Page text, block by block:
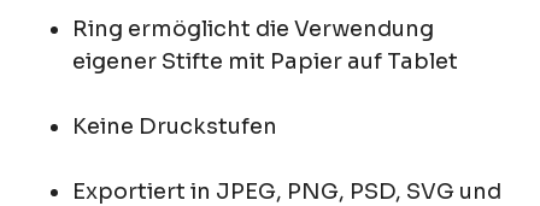
Ring ermöglicht die Verwendung
eigener Stifte mit Papier auf Tablet
Keine Druckstufen
Exportiert in JPEG, PNG, PSD, SVG und